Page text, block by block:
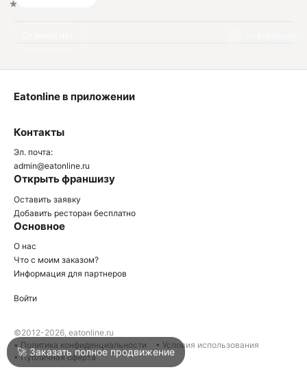
Войти
Написать в техподдержку
Контакты
Эл. почта:
admin@eatonline.ru
Открыть франшизу
Оставить заявку
Добавить ресторан бесплатно
Основное
О нас
Что с моим заказом?
Информация для партнеров
Eatonline в приложении
Войти
©2012-2026, eatonline.ru
• Политика конфиденциальности
• Условия использования
• Публичная оферта
🚀 Заказать полное продвижение